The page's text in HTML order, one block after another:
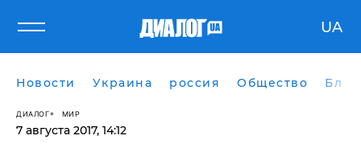
UA
Новости Украина россия Общество
ДИАЛОГ МИР
7 августа 2017, 14:12